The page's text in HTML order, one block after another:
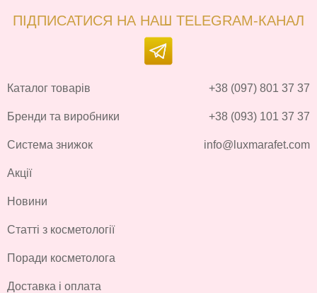
ПІДПИСАТИСЯ НА НАШ TELEGRAM-КАНАЛ
Каталог товарів
Бренди та виробники
Система знижок
Акції
Новини
Статті з косметології
Поради косметолога
Доставка і оплата
+38 (097) 801 37 37
+38 (093) 101 37 37
info@luxmarafet.com